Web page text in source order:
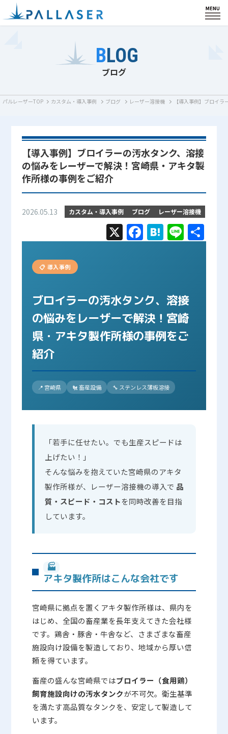
会社情報
サポート
ブログ
お知らせ
ショップ
BLOG
ブログ
パルレーザーTOP カスタム・導入事例 ブログ レーザー溶接機 【導入事例】ブロイ
【導入事例】ブロイラーの汚水タンク、溶接
の悩みをレーザーで解決！宮崎県・アキタ製
作所様の事例をご紹介
2026.05.13 カスタム・導入事例 ブログ レーザー溶接機
X
Face
Hate
Line
📋 導入事例
ブロイラーの汚水タンク、溶接
の悩みをレーザーで解決！宮崎
県・アキタ製作所様の事例をご
紹介
📍 宮崎県 🐔 畜産設備 🔧 ステンレス薄板溶接
「若手に任せたい。でも生産スピードは
上げたい！」
そんな悩みを抱えていた宮崎県のアキタ
製作所様が、レーザー溶接機の導入で 品
質・スピード・コストを同時改善を目指
しています。
🏭
アキタ製作所はこんな会社です
宮崎県に拠点を置くアキタ製作所様は、県内を
はじめ、全国の畜産業を長年支えてきた会社様
です。鶏舎・豚舎・牛舎など、さまざまな畜産
施設向け設備を製造しており、地域から厚い信
頼を得ています。
畜産の盛んな宮崎県ではブロイラー（食用鶏）
飼育施設向けの汚水タンクが不可欠。衛生基準
を満たす高品質なタンクを、安定して製造して
います。